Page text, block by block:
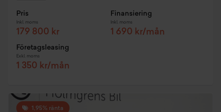
Pris
Inkl. moms
179 800 kr
Finansiering
Inkl. moms
1 690 kr/mån
Företagsleasing
Exkl. moms
1 350 kr/mån
1,95% ränta